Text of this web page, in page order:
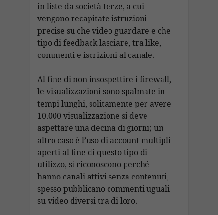
in liste da società terze, a cui
vengono recapitate istruzioni
precise su che video guardare e che
tipo di feedback lasciare, tra like,
commenti e iscrizioni al canale.
Al fine di non insospettire i firewall,
le visualizzazioni sono spalmate in
tempi lunghi, solitamente per avere
10.000 visualizzazione si deve
aspettare una decina di giorni; un
altro caso è l’uso di account multipli
aperti al fine di questo tipo di
utilizzo, si riconoscono perché
hanno canali attivi senza contenuti,
spesso pubblicano commenti uguali
su video diversi tra di loro.